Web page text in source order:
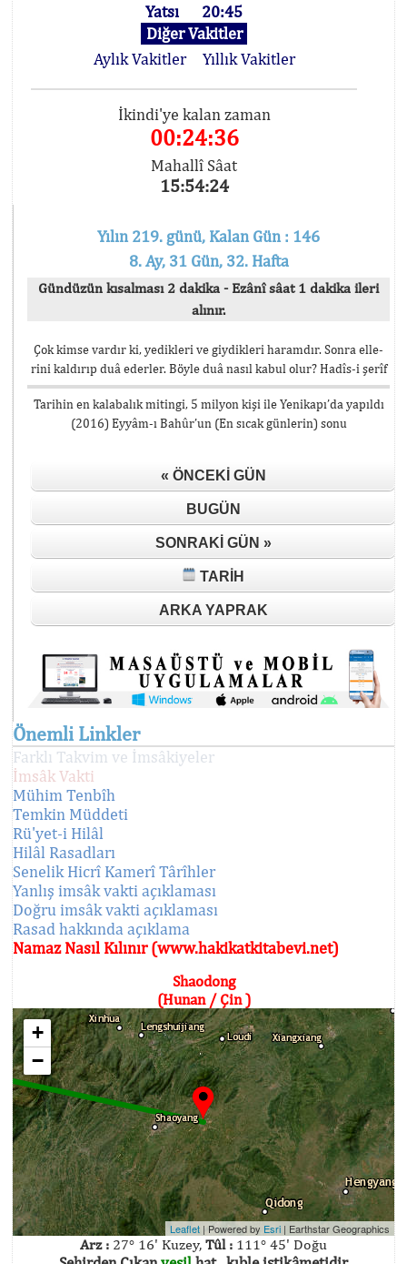
Yatsı
20:45
Diğer Vakitler
Aylık Vakitler
Yıllık Vakitler
İkindi'ye kalan zaman
00:24:36
Mahallî Sâat
15:54:24
Yılın 219. günü, Kalan Gün : 146
8. Ay, 31 Gün, 32. Hafta
Gündüzün kısalması 2 dakika - Ezânî sâat 1 dakika ileri
alınır.
Çok kimse vardır ki, yedikleri ve giydikleri haramdır. Sonra elle-
rini kaldırıp duâ ederler. Böyle duâ nasıl kabul olur? Hadîs-i şerîf
Tarihin en kalabalık mitingi, 5 milyon kişi ile Yenikapı’da yapıldı
(2016) Eyyâm-ı Bahûr’un (En sıcak günlerin) sonu
« ÖNCEKI GÜN
BUGÜN
SONRAKI GÜN »
TARIH
ARKA YAPRAK
Önemli Linkler
Farklı Takvim ve İmsâkiyeler
İmsâk Vakti
Mühim Tenbîh
Temkin Müddeti
Rü'yet-i Hilâl
Hilâl Rasadları
Senelik Hicrî Kamerî Târîhler
Yanlış imsâk vakti açıklaması
Doğru imsâk vakti açıklaması
Rasad hakkında açıklama
Namaz Nasıl Kılınır (www.hakikatkitabevi.net)
Shaodong
(Hunan / Çin )
+
−
Leaflet | Powered by Esri | Earthstar Geographics
Arz : 27° 16' Kuzey, Tûl : 111° 45' Doğu